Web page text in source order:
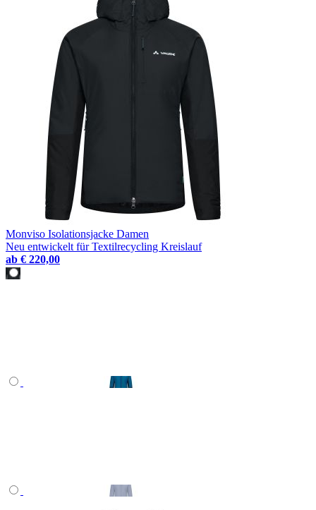
Monviso Isolationsjacke Damen
Neu entwickelt für Textilrecycling Kreislauf
ab € 220,00